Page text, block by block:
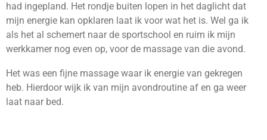
had ingepland. Het rondje buiten lopen in het daglicht dat
mijn energie kan opklaren laat ik voor wat het is. Wel ga ik
als het al schemert naar de sportschool en ruim ik mijn
werkkamer nog even op, voor de massage van die avond.
Het was een fijne massage waar ik energie van gekregen
heb. Hierdoor wijk ik van mijn avondroutine af en ga weer
laat naar bed.